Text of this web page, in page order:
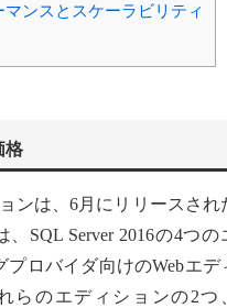
マンスとスケーラビリティ
格
ンは、6月にリリースされ
、SQL Server 2016の4つの
プロバイダ向けのWebエデ
らのエディションの2つ